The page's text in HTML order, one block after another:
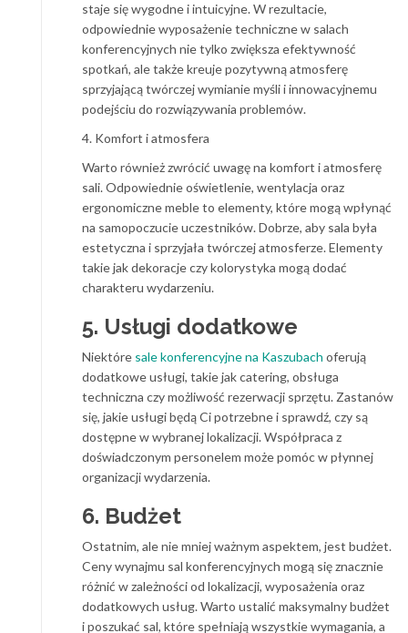
staje się wygodne i intuicyjne. W rezultacie,
odpowiednie wyposażenie techniczne w salach
konferencyjnych nie tylko zwiększa efektywność
spotkań, ale także kreuje pozytywną atmosferę
sprzyjającą twórczej wymianie myśli i innowacyjnemu
podejściu do rozwiązywania problemów.
4. Komfort i atmosfera
Warto również zwrócić uwagę na komfort i atmosferę
sali. Odpowiednie oświetlenie, wentylacja oraz
ergonomiczne meble to elementy, które mogą wpłynąć
na samopoczucie uczestników. Dobrze, aby sala była
estetyczna i sprzyjała twórczej atmosferze. Elementy
takie jak dekoracje czy kolorystyka mogą dodać
charakteru wydarzeniu.
5. Usługi dodatkowe
Niektóre sale konferencyjne na Kaszubach oferują
dodatkowe usługi, takie jak catering, obsługa
techniczna czy możliwość rezerwacji sprzętu. Zastanów
się, jakie usługi będą Ci potrzebne i sprawdź, czy są
dostępne w wybranej lokalizacji. Współpraca z
doświadczonym personelem może pomóc w płynnej
organizacji wydarzenia.
6. Budżet
Ostatnim, ale nie mniej ważnym aspektem, jest budżet.
Ceny wynajmu sal konferencyjnych mogą się znacznie
różnić w zależności od lokalizacji, wyposażenia oraz
dodatkowych usług. Warto ustalić maksymalny budżet
i poszukać sal, które spełniają wszystkie wymagania, a